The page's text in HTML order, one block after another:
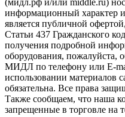
информационный характер
является публичной
Статьи 437 Гражданского
получения подробной
оборудования, пожалуйста,
МИДЛ по телефону или E-
использовании материалов
обязательна. Все права
Также сообщаем, что наша
запрещенные в торговле на